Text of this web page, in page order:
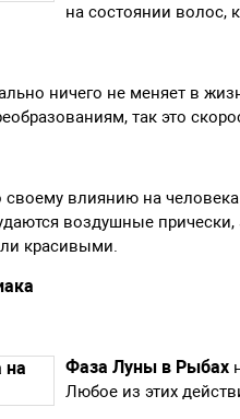
на состоянии волос,
ничего не меняет в
так это
своему влиянию на
воздушные
красивыми.
Фаза Луны в Рыбах
Любое из этих